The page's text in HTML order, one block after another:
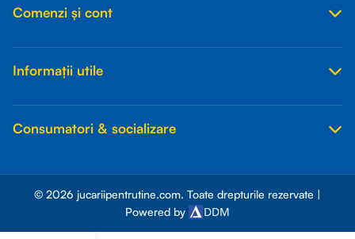
Comenzi și cont
Informații utile
Consumatori & socializare
© 2026 jucariipentrutine.com. Toate drepturile rezervate |
Powered by
DDM